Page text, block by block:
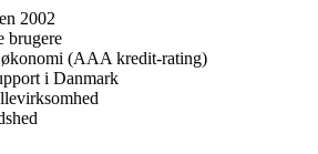
2002
brugere
økonomi (AAA kredit-rating)
i Danmark